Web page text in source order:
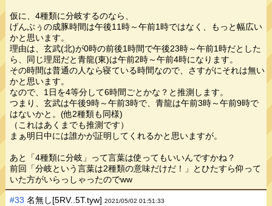
仮に、4種類に分岐するのなら、
げんぶぅの成豚時間は午後11時～午前1時ではなく、もっと幅広い
かと思います。
理由は、玄武(北)が0時の前後1時間で午後23時～午前1時だとした
ら、同じ理屈だと青龍(東)は午前2時～午前4時になります。
その時間は普通の人なら寝ている時間なので、さすがにそれは無い
かと思います。
なので、1日を4等分して6時間ごとかな？と推測します。
つまり、玄武は午後9時～午前3時で、青龍は午前3時～午前9時で
はないかと。(他2種類も同様)
（これはあくまでも推測です）
まぁ明日中には誰かが証明してくれるかと思いますが。
あと「4種類に分岐」って言葉は使ってもいいんですかね？
前回「分岐という言葉は2種類の意味だけだ！」とひたすら仰って
いた方がいらっしゃったのでww
#33 名無し[5RV..5T.tyw]2021/05/02 01:51:33